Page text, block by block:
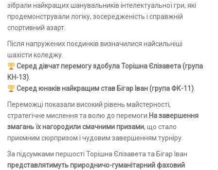
зібрали найкращих шанувальників інтелектуальної гри, які
продемонстрували логіку, зосередженість і справжній
спортивний азарт.
Після напружених поєдинків визначилися найсильніші
шахісти коледжу.
Серед дівчат перемогу здобула Торішна Єлізавета (група
КН-13).
Серед юнаків найкращим став Бігар Іван (група ФК-11).
Переможці показали високий рівень майстерності,
стратегічне мислення та волю до перемоги.На завершення
змагань їх нагородили смачними призами, що стало
приємним сюрпризом і чудовим завершенням турніру.
За підсумками першості Торішна Єлізавета та Бігар Іван
представлятимуть природничо-гуманітарний фаховий